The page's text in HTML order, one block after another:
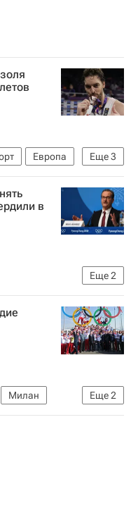
Еще3
Европа
(МОК)
в
Еще2
(МОК)
Еще2
Милан